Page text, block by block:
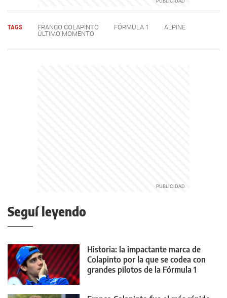
TAGS FRANCO COLAPINTO FÓRMULA 1
ALPINE
ÚLTIMO MOMENTO
Seguí leyendo
Historia: la impactante marca de
Colapinto por la que se codea con
grandes pilotos de la Fórmula 1